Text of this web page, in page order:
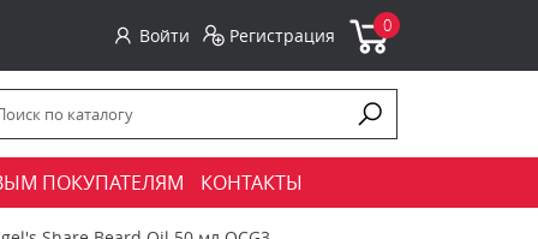
Войти Регистрация 0
ПОКУПАТЕЛЯМ КОНТАКТЫ